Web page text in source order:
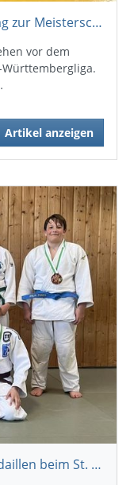
TSB-Judoka wollen Heimkampftag zur Meisterschaft nutzen
vor dem
Artikel anzeigen
TSB Ravensburg holt sieben Medaillen beim St. Gallus Ranking 1000